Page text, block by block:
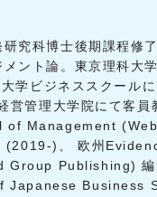
究科博士後期課程修
ント論。東京理科大
学ビジネススクール
営管理大学院にて客員
of Management
)、 欧州
Publishing) 編
Japanese Business